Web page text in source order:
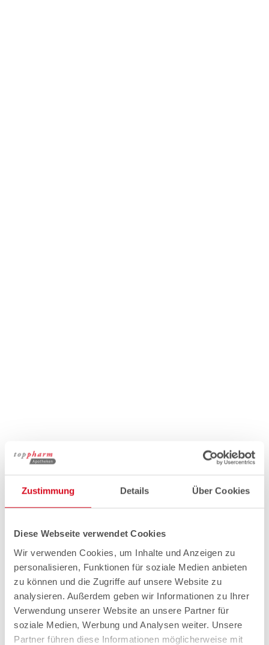
Zustimmung Details Über Cookies
Diese Webseite verwendet Cookies
Wir verwenden Cookies, um Inhalte und Anzeigen zu
personalisieren, Funktionen für soziale Medien anbieten
zu können und die Zugriffe auf unsere Website zu
analysieren. Außerdem geben wir Informationen zu Ihrer
Verwendung unserer Website an unsere Partner für
soziale Medien, Werbung und Analysen weiter. Unsere
Partner führen diese Informationen möglicherweise mit